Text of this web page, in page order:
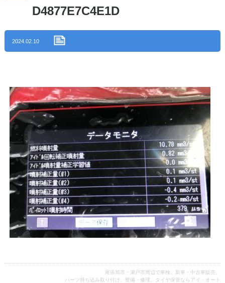
D4877E7C4E1D
2024.02.10
尾張旭市・瀬戸市周辺で車検、新車・中古車販売、
パーツ持ち込み取り付け、整備・修理、タイヤ保管ならアイ・オート